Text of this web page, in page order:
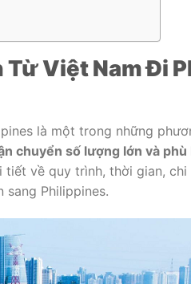
Từ Việt Nam Đi
là một trong những
chuyển số lượng lớn và
về quy trình, thời gian,
sang Philippines.